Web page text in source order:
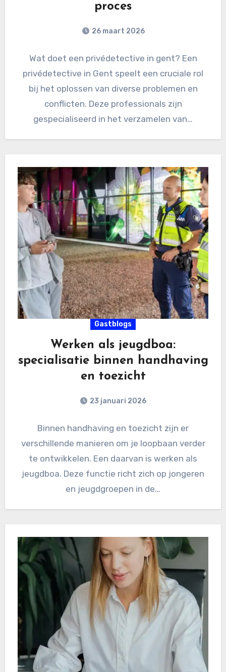
proces
26 maart 2026
Wat doet een privédetective in gent? Een
privédetective in Gent speelt een cruciale rol
bij het oplossen van diverse problemen en
conflicten. Deze professionals zijn
gespecialiseerd in het verzamelen van…
Gastblogs
Werken als jeugdboa:
specialisatie binnen handhaving
en toezicht
23 januari 2026
Binnen handhaving en toezicht zijn er
verschillende manieren om je loopbaan verder
te ontwikkelen. Een daarvan is werken als
jeugdboa. Deze functie richt zich op jongeren
en jeugdgroepen in de…